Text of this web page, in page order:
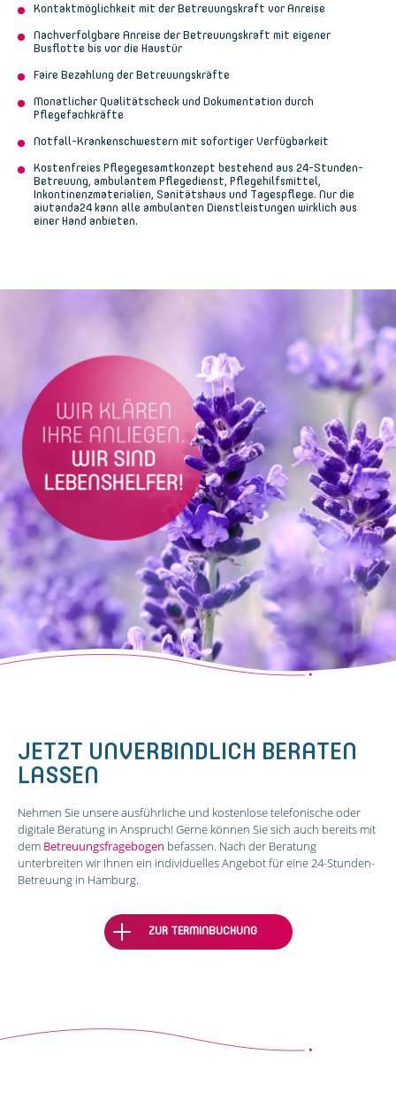
Kontaktmöglichkeit mit der Betreuungskraft vor Anreise
Nachverfolgbare Anreise der Betreuungskraft mit eigener
Busflotte bis vor die Haustür
Faire Bezahlung der Betreuungskräfte
Monatlicher Qualitätscheck und Dokumentation durch
Pflegefachkräfte
Notfall-Krankenschwestern mit sofortiger Verfügbarkeit
Kostenfreies Pflegegesamtkonzept bestehend aus 24-Stunden-
Betreuung, ambulantem Pflegedienst, Pflegehilfsmittel,
Inkontinenzmaterialien, Sanitätshaus und Tagespflege. Nur die
aiutanda24 kann alle ambulanten Dienstleistungen wirklich aus
einer Hand anbieten.
JETZT UNVERBINDLICH BERATEN
LASSEN
Nehmen Sie unsere ausführliche und kostenlose telefonische oder
digitale Beratung in Anspruch! Gerne können Sie sich auch bereits mit
dem Betreuungsfragebogen befassen. Nach der Beratung
unterbreiten wir Ihnen ein individuelles Angebot für eine 24-Stunden-
Betreuung in Hamburg.
ZUR TERMINBUCHUNG